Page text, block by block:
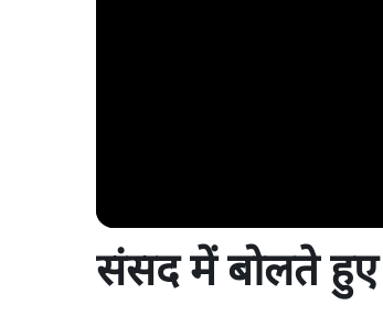
संसद में बोलते